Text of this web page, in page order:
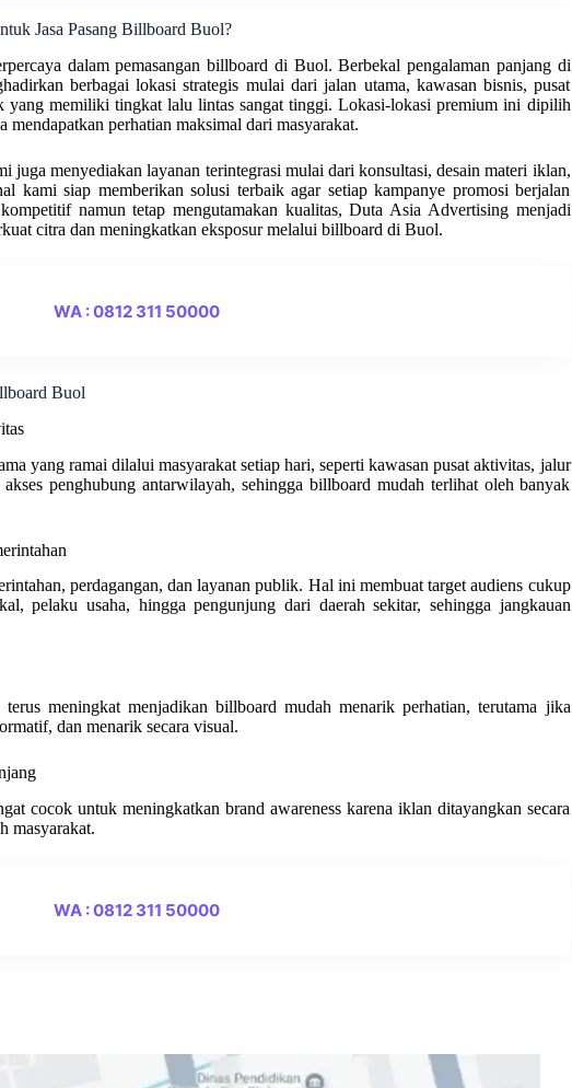
Jasa Pasang Billboard Buol?
dalam pemasangan billboard di Buol. Berbekal pengalaman panjang di
berbagai lokasi strategis mulai dari jalan utama, kawasan bisnis, pusat
yang memiliki tingkat lalu lintas sangat tinggi. Lokasi-lokasi premium ini dipilih
perhatian maksimal dari masyarakat.
juga menyediakan layanan terintegrasi mulai dari konsultasi, desain materi iklan,
kami siap memberikan solusi terbaik agar setiap kampanye promosi berjalan
namun tetap mengutamakan kualitas, Duta Asia Advertising menjadi
citra dan meningkatkan eksposur melalui billboard di Buol.
WA : 0812 311 50000
Buol
yang ramai dilalui masyarakat setiap hari, seperti kawasan pusat aktivitas, jalur
akses penghubung antarwilayah, sehingga billboard mudah terlihat oleh banyak
perdagangan, dan layanan publik. Hal ini membuat target audiens cukup
pelaku usaha, hingga pengunjung dari daerah sekitar, sehingga jangkauan
meningkat menjadikan billboard mudah menarik perhatian, terutama jika
dan menarik secara visual.
cocok untuk meningkatkan brand awareness karena iklan ditayangkan secara
masyarakat.
WA : 0812 311 50000